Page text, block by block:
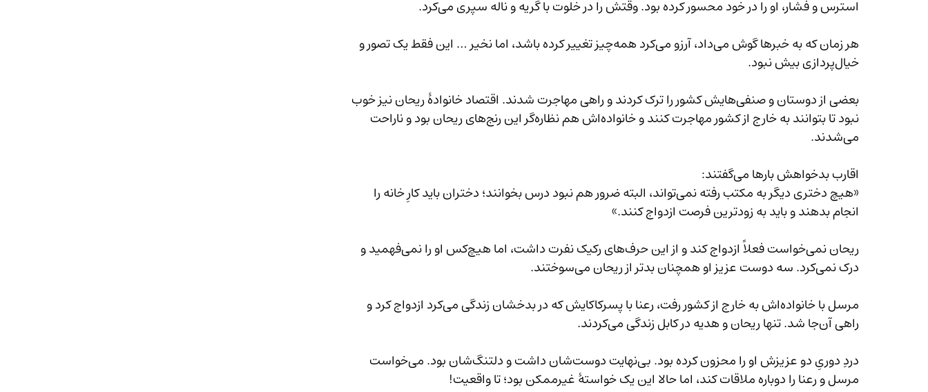
استرس و فشار، او را در خود محسور کرده بود. وقتش را در خلوت با گریه و ناله سپری می‌کرد.
هر زمان که به خبرها گوش می‌داد، آرزو می‌کرد همه‌چیز تغییر کرده باشد، اما نخیر … این فقط یک تصور و
خیال‌پردازی بیش نبود.
بعضی از دوستان و صنفی‌هایش کشور را ترک کردند و راهی مهاجرت شدند. اقتصاد خانوادهٔ ریحان نیز خوب
نبود تا بتوانند به خارج از کشور مهاجرت کنند و خانواده‌اش هم نظاره‌گر این رنج‌های ریحان بود و ناراحت
می‌شدند.
اقارب بدخواهش بارها می‌گفتند:
«هیچ دختری دیگر به مکتب رفته نمی‌تواند، البته ضرور هم نبود درس بخوانند؛ دختران باید کارِ خانه را
انجام بدهند و باید به زودترین فرصت ازدواج کنند.»
ریحان نمی‌خواست فعلاً ازدواج کند و از این حرف‌های رکیک نفرت داشت، اما هیچ‌کس او را نمی‌فهمید و
درک نمی‌کرد. سه دوست عزیز او همچنان بدتر از ریحان می‌سوختند.
مرسل با خانواده‌اش به خارج از کشور رفت، رعنا با پسرکاکایش که در بدخشان زندگی می‌کرد ازدواج کرد و
راهی آن‌جا شد. تنها ریحان و هدیه در کابل زندگی می‌کردند.
دردِ دوریِ دو عزیزش او را محزون کرده بود. بی‌نهایت دوست‌شان داشت و دلتنگ‌شان بود. می‌خواست
مرسل و رعنا را دوباره ملاقات کند، اما حالا این یک خواستهٔ غیرممکن بود؛ تا واقعیت!